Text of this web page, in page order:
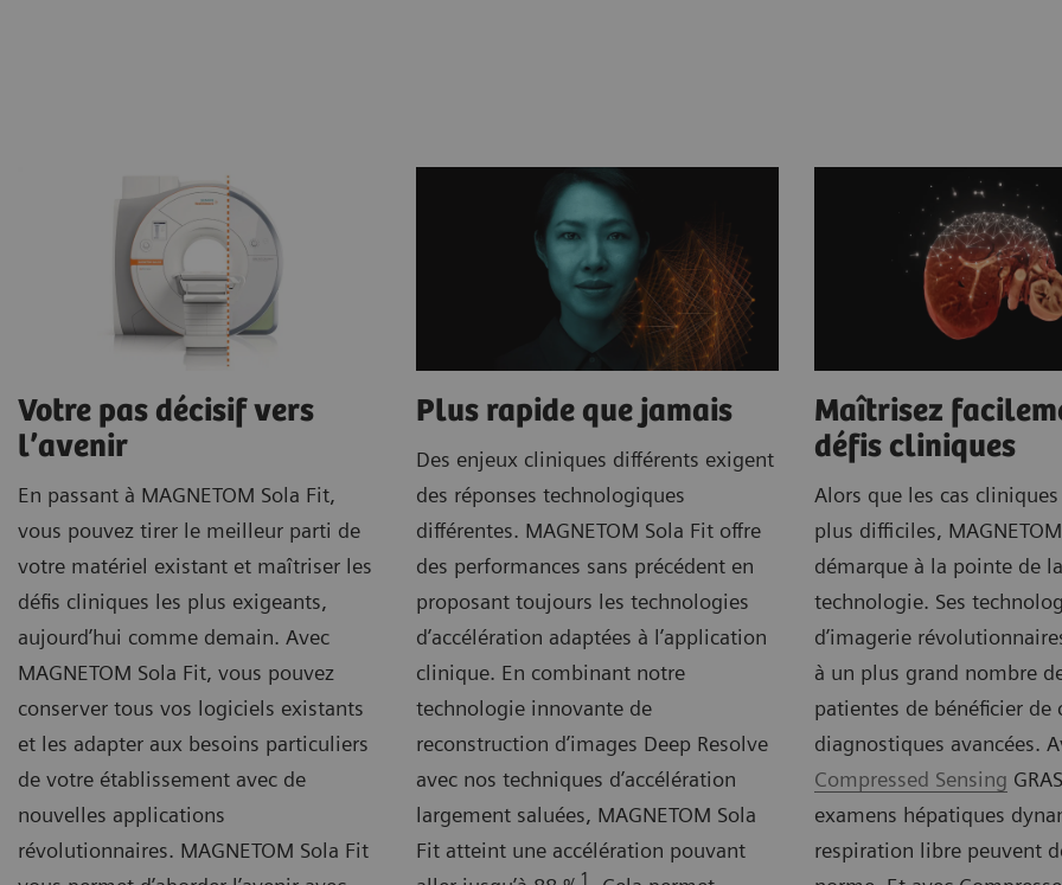
Votre pas décisif vers
l’avenir
En passant à MAGNETOM Sola Fit,
vous pouvez tirer le meilleur parti de
votre matériel existant et maîtriser les
défis cliniques les plus exigeants,
aujourd’hui comme demain. Avec
MAGNETOM Sola Fit, vous pouvez
conserver tous vos logiciels existants
et les adapter aux besoins particuliers
de votre établissement avec de
nouvelles applications
révolutionnaires. MAGNETOM Sola Fit
Plus rapide que jamais
Des enjeux cliniques différents exigent
des réponses technologiques
différentes. MAGNETOM Sola Fit offre
des performances sans précédent en
proposant toujours les technologies
d’accélération adaptées à l’application
clinique. En combinant notre
technologie innovante de
reconstruction d’images Deep Resolve
avec nos techniques d’accélération
largement saluées, MAGNETOM Sola
Fit atteint une accélération pouvant
1
Maîtrisez
défis cliniques
Alors que les cas
plus difficiles,
démarque à la pointe de la
technologie. Ses
d’imagerie
à un plus grand nombre
patientes de bénéficier de
diagnostiques avancées.
Compressed Sensing
examens hépatiques
respiration libre peuvent